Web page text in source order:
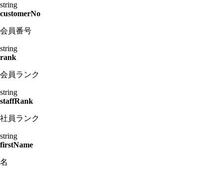
string
customerNo
会員番号
string
rank
会員ランク
string
staffRank
社員ランク
string
firstName
名